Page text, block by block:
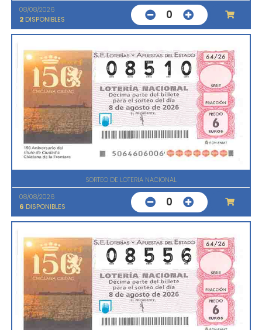
08/08/2026
2 DISPONIBLES 0
SORTEO DE LOTERIA NACIONAL
08/08/2026
6 DISPONIBLES 0